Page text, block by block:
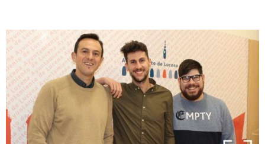
GALERÍAS